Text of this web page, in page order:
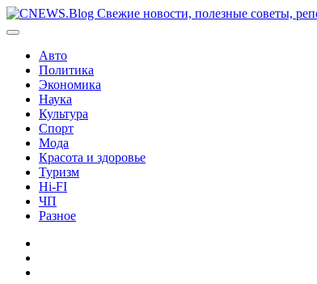
Перейти
к
Авто
Политика
Экономика
Наука
Культура
Спорт
Мода
Красота и здоровье
Туризм
Hi-FI
ЧП
Разное